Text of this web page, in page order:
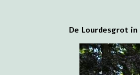
De Lourdesgrot